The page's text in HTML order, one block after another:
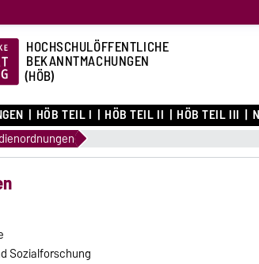
HOCHSCHULÖFFENTLICHE
BEKANNTMACHUNGEN
(HÖB)
HÖB TEIL I HÖB TEIL II HÖB TEIL III
Sozialforschung